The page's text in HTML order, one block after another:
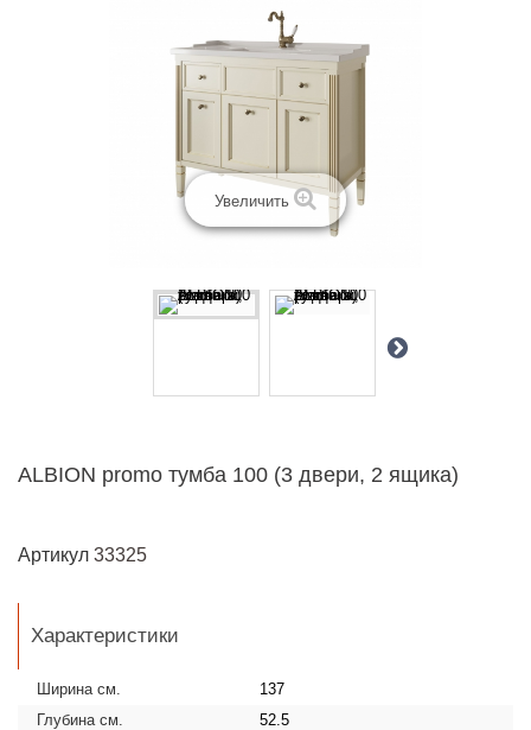
Увеличить
ALBION promo тумба 100 (3 двери, 2 ящика)
Артикул 33325
Характеристики
Ширина см.
137
Глубина см.
52.5